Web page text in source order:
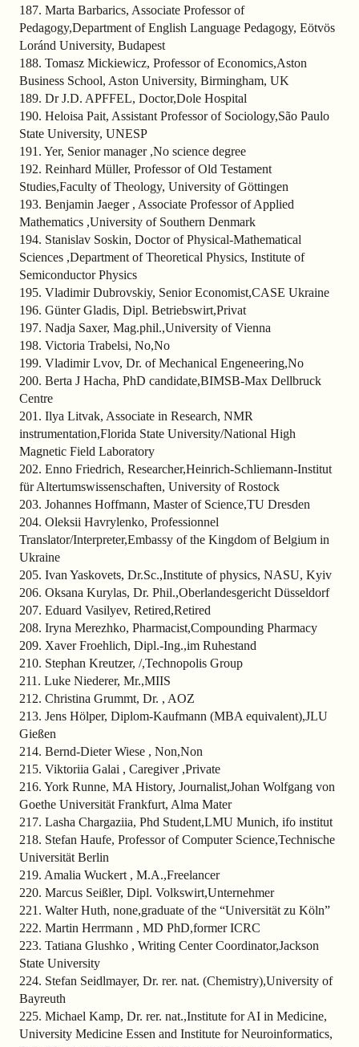
187. Marta Barbarics, Associate Professor of
Pedagogy,Department of English Language Pedagogy, Eötvös
Loránd University, Budapest
188. Tomasz Mickiewicz, Professor of Economics,Aston
Business School, Aston University, Birmingham, UK
189. Dr J.D. APFFEL, Doctor,Dole Hospital
190. Heloisa Pait, Assistant Professor of Sociology,São Paulo
State University, UNESP
191. Yer, Senior manager ,No science degree
192. Reinhard Müller, Professor of Old Testament
Studies,Faculty of Theology, University of Göttingen
193. Benjamin Jaeger , Associate Professor of Applied
Mathematics ,University of Southern Denmark
194. Stanislav Soskin, Doctor of Physical-Mathematical
Sciences ,Department of Theoretical Physics, Institute of
Semiconductor Physics
195. Vladimir Dubrovskiy, Senior Economist,CASE Ukraine
196. Günter Gladis, Dipl. Betriebswirt,Privat
197. Nadja Saxer, Mag.phil.,University of Vienna
198. Victoria Trabelsi, No,No
199. Vladimir Lvov, Dr. of Mechanical Engeneering,No
200. Berta J Hacha, PhD candidate,BIMSB-Max Dellbruck
Centre
201. Ilya Litvak, Associate in Research, NMR
instrumentation,Florida State University/National High
Magnetic Field Laboratory
202. Enno Friedrich, Researcher,Heinrich-Schliemann-Institut
für Altertumswissenschaften, University of Rostock
203. Johannes Hoffmann, Master of Science,TU Dresden
204. Oleksii Havrylenko, Professionnel
Translator/Interpreter,Embassy of the Kingdom of Belgium in
Ukraine
205. Ivan Yaskovets, Dr.Sc.,Institute of physics, NASU, Kyiv
206. Oksana Kurylas, Dr. Phil.,Oberlandesgericht Düsseldorf
207. Eduard Vasilyev, Retired,Retired
208. Iryna Merezhko, Pharmacist,Compounding Pharmacy
209. Xaver Froehlich, Dipl.-Ing.,im Ruhestand
210. Stephan Kreutzer, /,Technopolis Group
211. Luke Niederer, Mr.,MIIS
212. Christina Grummt, Dr. , AOZ
213. Jens Hölper, Diplom-Kaufmann (MBA equivalent),JLU
Gießen
214. Bernd-Dieter Wiese , Non,Non
215. Viktoriia Galai , Caregiver ,Private
216. York Runne, MA History, Journalist,Johan Wolfgang von
Goethe Universität Frankfurt, Alma Mater
217. Lasha Chargaziia, Phd Student,LMU Munich, ifo institut
218. Stefan Haufe, Professor of Computer Science,Technische
Universität Berlin
219. Amalia Wuckert , M.A.,Freelancer
220. Marcus Seißler, Dipl. Volkswirt,Unternehmer
221. Walter Huth, none,graduate of the “Universität zu Köln”
222. Martin Herrmann , MD PhD,former ICRC
223. Tatiana Glushko , Writing Center Coordinator,Jackson
State University
224. Stefan Seidlmayer, Dr. rer. nat. (Chemistry),University of
Bayreuth
225. Michael Kamp, Dr. rer. nat.,Institute for AI in Medicine,
University Medicine Essen and Institute for Neuroinformatics,